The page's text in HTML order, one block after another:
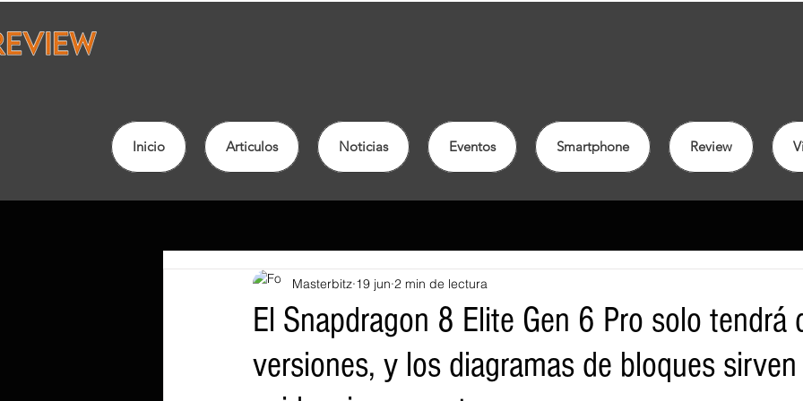
Inicio Articulos Noticias Eventos Smartphone Review
El Snapdragon 8 Elite Gen 6 Pro solo tendrá
versiones, y los diagramas de bloques
Masterbitz 19 jun 2 min de lectura